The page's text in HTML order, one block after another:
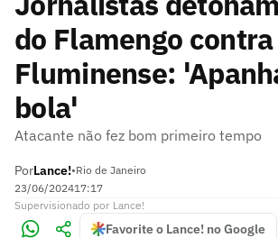
do Flamengo
Fluminense:
bola'
Atacante não fez bom primeiro tempo
PorLance!•Rio de Janeiro
23/06/202417:17
Supervisionado por Lance!
Favorite o Lance! no Google